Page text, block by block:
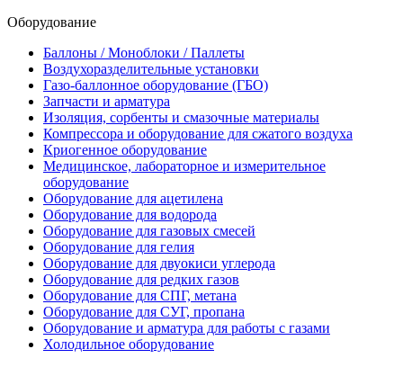
Оборудование
Баллоны / Моноблоки / Паллеты
Воздухоразделительные установки
Газо-баллонное оборудование (ГБО)
Запчасти и арматура
Изоляция, сорбенты и смазочные материалы
Компрессора и оборудование для сжатого воздуха
Криогенное оборудование
Медицинское, лабораторное и измерительное
оборудование
Оборудование для ацетилена
Оборудование для водорода
Оборудование для газовых смесей
Оборудование для гелия
Оборудование для двуокиси углерода
Оборудование для редких газов
Оборудование для СПГ, метана
Оборудование для СУГ, пропана
Оборудование и арматура для работы с газами
Холодильное оборудование